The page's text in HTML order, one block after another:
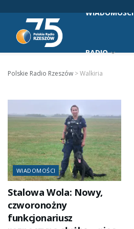
WIADOMOŚCI
RADIO
Polskie Radio Rzeszów >Walkiria
WIADOMOŚCI
Stalowa Wola: Nowy,
czworonożny
funkcjonariusz